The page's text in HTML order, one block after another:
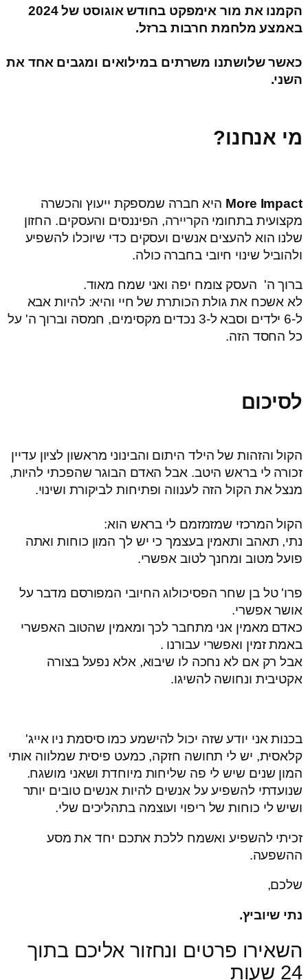
הקמנו את מור אימפקט בחודש אוגוסט של 2024
באמצע מלחמת חרבות ברזל.
כאשר שלושתנו משרתים במילואים ומגבים אחד את
השני.
מי אנחנו?
More Impact היא חברה שמספקת ייעוץ והכשרה
מקצועית בתחומי הקריירה, הפיננסים והעסקים. החזון
שלנו הוא להעצים אנשים ועסקים כדי שיוכלו להשפיע
ולהוביל שינוי חיובי בחברה כולה.
ברוך ה' העסק צומח יפה ואני שמח מאוד.
לא אשכח את גולת הכותרת של חיי והיא: להיות אבא
ל-6 ילדים וסבא ל-3 נכדים מקסימים, חמסה וברוך ה' על
כל החסד הזה.
לסיכום
הקול והזהות של הילד היתום והבינוני מראשון לציון עדיין
זכורה לי בראש היטב. אבל האדם הבוגר שהפכתי להיות,
מנצל את הקול הזה לענווה ופתיחות לביקורת ושינוי.
הקול המרכזי שמזמזמם לי בראש הוא:
נתי, תאהב ותאמין בעצמך כי יש לך המון כוחות ואתה
פועל מטוב ומחנך לטוב אפשרי.
פרו' טל בן שחר הפסיכולוג החיובי המפורסם מדבר על
אושר אפשרי.
כאדם מאמין אני מתחבר לכך ומאמין שהטוב האפשרי
באמת זמין ואפשרי עבורנו .
אבל רק אם לא נחכה לו שיבוא, אלא נפעל בצורה
אקטיבית ונחושה להשיגו.
בכנות אני יודע שזה יכול להישמע כמו סיסמת ניו אייג'
קלאסית, יש לי תחושה חזקה, כמעט פיסית שמלווה אותי
המון שנים שיש לי פה שליחות מיוחדת ושאני מושגח.
שנועדתי להשפיע על אנשים להיות אנשים טובים יותר
ושיש לי כוחות של ריפוי ועוצמה בתהליכים שלי.
זכיתי להשפיע ואשמח ללכת אתכם יחד את מסע
ההשפעה.
שלכם,
נתי שיוביץ.
השאירו פרטים ונחזור אליכם בתוך
24 שעות